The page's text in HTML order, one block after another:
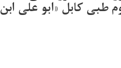
طبی کابل «ابو علی ابن